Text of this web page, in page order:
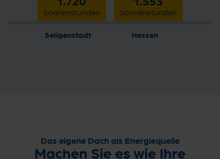
Sonnenstunden Sonnenstunden
Seligenstadt Hessen
Das eigene Dach als Energiequelle
Machen Sie es wie Ihre